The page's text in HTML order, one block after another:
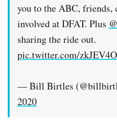
you to the ABC, friends,
involved at DFAT. Plus
sharing the ride out.
pic.twitter.com/
— Bill Birtles
2020